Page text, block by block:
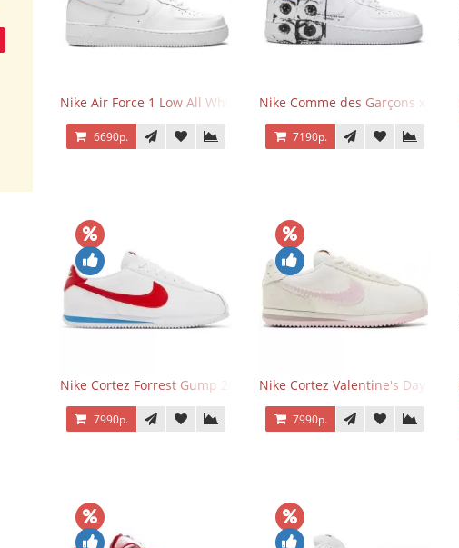
Nike Air Force 1 Low All White
6690р.
Nike Comme des Garçons x
7190р.
Nike Cortez Forrest Gump 2024
7990р.
Nike Cortez Valentine's Day 2025
7990р.